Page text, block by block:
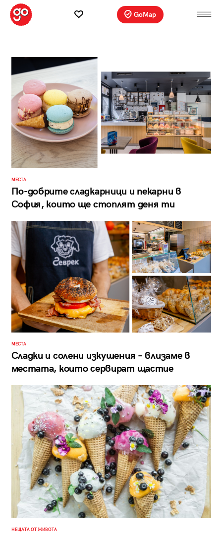
GoMap
МЕСТА
По-добрите сладкарници и пекарни в
София, които ще стоплят деня ти
МЕСТА
Сладки и солени изкушения – влизаме в
местата, които сервират щастие
НЕЩАТА ОТ ЖИВОТА